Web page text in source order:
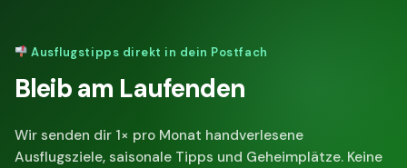
Ausflugstipps direkt in dein Postfach
Bleib am Laufenden
Wir senden dir 1× pro Monat handverlesene
Ausflugsziele, saisonale Tipps und Geheimplätze. Keine